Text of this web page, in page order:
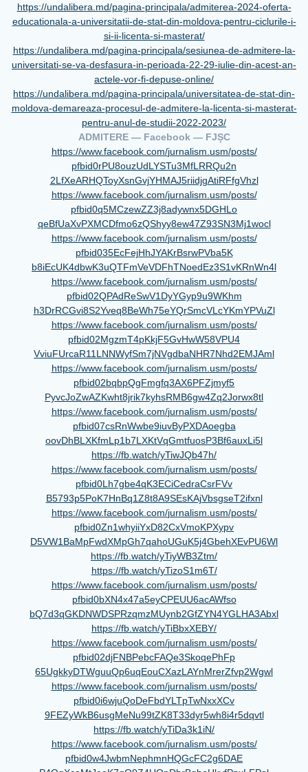
https://undalibera.md/pagina-principala/admiterea-2024-oferta-
educationala-a-universitatii-de-stat-din-moldova-pentru-ciclurile-i-
si-ii-licenta-si-masterat/
https://undalibera.md/pagina-principala/sesiunea-de-admitere-la-
universitati-se-va-desfasura-in-perioada-22-29-iulie-din-acest-an-
actele-vor-fi-depuse-online/
https://undalibera.md/pagina-principala/universitatea-de-stat-din-
moldova-demareaza-procesul-de-admitere-la-licenta-si-masterat-
pentru-anul-de-studii-2022-2023/
ADMITERE — Facebook — FJȘC
https://www.facebook.com/jurnalism.usm/posts/
pfbid0rPU8ouzUdLYSTu3MfLRRQu2n
2LfXeARHQToyXsnGvjYHMAJ5riidjgAtiRFfgVhzl
https://www.facebook.com/jurnalism.usm/posts/
pfbid0q5MCzewZZ3j8adywnx5DGHLo
qeBfUaXvPXMCDfmo6zQShyy8ew47Z93SN3Mj1wocl
https://www.facebook.com/jurnalism.usm/posts/
pfbid035EcFejHhJYAKrBsrwPVba5K
b8iEcUK4dbwK3uQTFmVeVDFhTNoedEz3S1vKRnWn4l
https://www.facebook.com/jurnalism.usm/posts/
pfbid02QPAdReSwV1DyYGyp9u9WKhm
h3DrRCGvi8S2Yveq8BeWh75eYQrSmcVLcYKmYPVuZl
https://www.facebook.com/jurnalism.usm/posts/
pfbid02MgzmT4pKkjF5GvHwW58VPU4
VviuFUrcaR11LNNWyfSm7jNVgdbaNHR7Nhd2EMJAml
https://www.facebook.com/jurnalism.usm/posts/
pfbid02bqbpQgFmgfq3AX6PFZjmyf5
PyvcJoZwAZKwht8jrik7kyhsRMB6gw4Zq2Jorwx8tl
https://www.facebook.com/jurnalism.usm/posts/
pfbid07csRnWwbe9iuvByPXDAoegba
oovDhBLXKfmLp1b7LXKtVqGmtfuosP3Bf6auxLi5l
https://fb.watch/yTiwJQb47h/
https://www.facebook.com/jurnalism.usm/posts/
pfbid0Lh7gbe4qK3ECiCedraCsrFVv
B5793p5PoK7HnBq1Z8t8A9SEsKAjVbsgseT2ifxnl
https://www.facebook.com/jurnalism.usm/posts/
pfbid0Zn1whyiiYxD82CxVmoKPXypv
D5VW1BaMpFwdXMpGh7qahoUGuK5j4GbehXEvPU6Wl
https://fb.watch/yTiyWB3Ztm/
https://fb.watch/yTizoS1m6T/
https://www.facebook.com/jurnalism.usm/posts/
pfbid0bXN4x47a5eyCPEUU6acAWfso
bQ7d3qGKDNWDSPRzqmzMUynb2GfZYN4YGLHA3Abxl
https://fb.watch/yTiBbxXEBY/
https://www.facebook.com/jurnalism.usm/posts/
pfbid02djFNBPebcFAQe3SkoqePhFp
65UgkkyDTWguuQp6uqEouCXazLAYnMrerZfvp2Wgwl
https://www.facebook.com/jurnalism.usm/posts/
pfbid0i6wjuQoDeFbdYLTpTwNxxXCv
9FEZyWkB6usgMeNu99tZK8T33dyr5wh8i4r5dqvtl
https://fb.watch/yTiDa3k1iN/
https://www.facebook.com/jurnalism.usm/posts/
pfbid0w4JwbmNephmnHQGcFC2g6DAE